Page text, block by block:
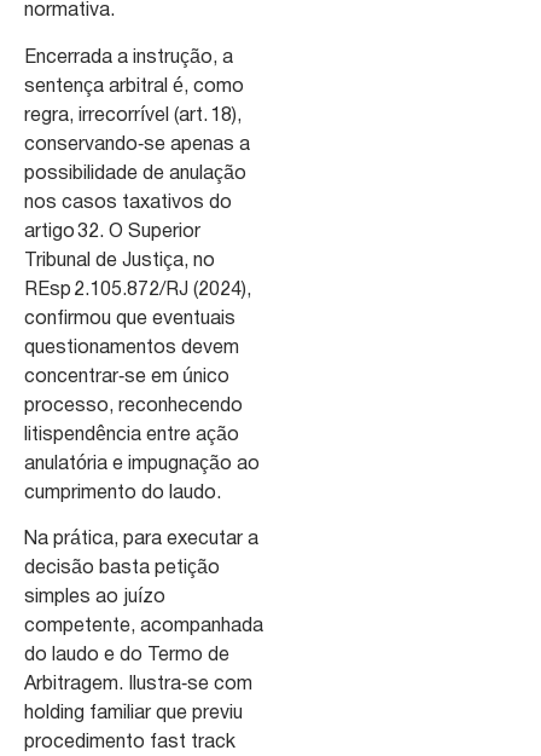
normativa.
Encerrada a instrução, a
sentença arbitral é, como
regra, irrecorrível (art. 18),
conservando‑se apenas a
possibilidade de anulação
nos casos taxativos do
artigo 32. O Superior
Tribunal de Justiça, no
REsp 2.105.872/RJ (2024),
confirmou que eventuais
questionamentos devem
concentrar‑se em único
processo, reconhecendo
litispendência entre ação
anulatória e impugnação ao
cumprimento do laudo.
Na prática, para executar a
decisão basta petição
simples ao juízo
competente, acompanhada
do laudo e do Termo de
Arbitragem. Ilustra‑se com
holding familiar que previu
procedimento fast track